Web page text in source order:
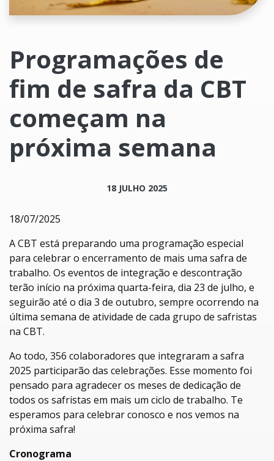
Programações de
fim de safra da CBT
começam na
próxima semana
18 JULHO 2025
18/07/2025
A CBT está preparando uma programação especial
para celebrar o encerramento de mais uma safra de
trabalho. Os eventos de integração e descontração
terão início na próxima quarta-feira, dia 23 de julho, e
seguirão até o dia 3 de outubro, sempre ocorrendo na
última semana de atividade de cada grupo de safristas
na CBT.
Ao todo, 356 colaboradores que integraram a safra
2025 participarão das celebrações. Esse momento foi
pensado para agradecer os meses de dedicação de
todos os safristas em mais um ciclo de trabalho. Te
esperamos para celebrar conosco e nos vemos na
próxima safra!
Cronograma